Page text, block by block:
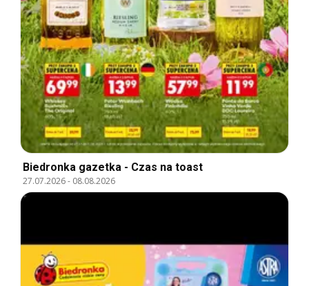
Biedronka gazetka - Czas na toast
27.07.2026- 08.08.2026